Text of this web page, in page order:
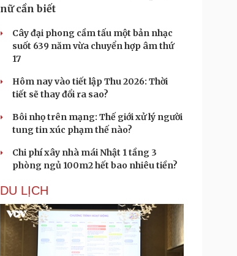
Đọc truyện đêm khuya
Cửa sổ tình yêu
nữ cần biết
Cây đại phong cầm tấu một bản nhạc
suốt 639 năm vừa chuyển hợp âm thứ
17
Hôm nay vào tiết lập Thu 2026: Thời
tiết sẽ thay đổi ra sao?
Bôi nhọ trên mạng: Thế giới xử lý người
tung tin xúc phạm thế nào?
Chi phí xây nhà mái Nhật 1 tầng 3
phòng ngủ 100m2 hết bao nhiêu tiền?
DU LỊCH